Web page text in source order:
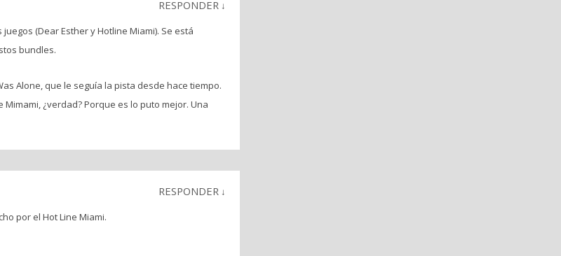
RESPONDER ↓
(Dear Esther y Hotline Miami). Se está
bundles.
Alone, que le seguía la pista desde hace tiempo.
¿verdad? Porque es lo puto mejor. Una
RESPONDER ↓
por el Hot Line Miami.